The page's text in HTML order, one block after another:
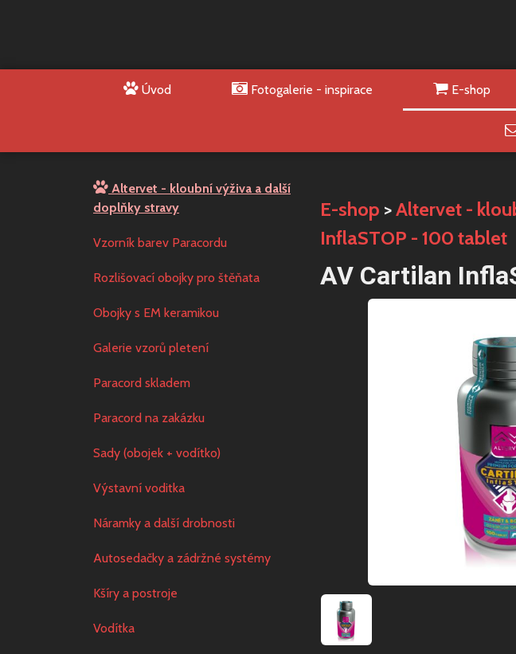
Úvod Fotogalerie - inspirace E-shop
Altervet - kloubní výživa a další
doplňky stravy
Vzorník barev Paracordu
Rozlišovací obojky pro štěňata
Obojky s EM keramikou
Galerie vzorů pletení
Paracord skladem
Paracord na zakázku
Sady (obojek + vodítko)
Výstavní voditka
Náramky a další drobnosti
Autosedačky a zádržné systémy
Kšíry a postroje
Vodítka
E-shop >Altervet -
InflaSTOP - 100 tablet
AV Cartilan